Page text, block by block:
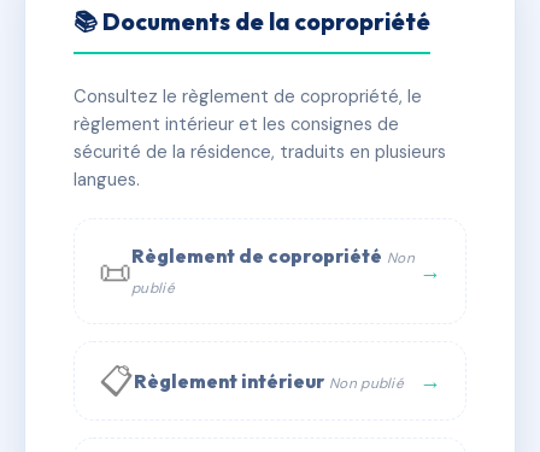
RESIDENCE CENTRAL FAC
VII
📍 3 r des roches 97410 Saint-Pierre
✓ Immatriculée 🏠 240 lots 🏗 1 bâtiment(s)
📞 Contacter Syndic Digital 💬 WhatsApp
✉ Email
📚 Documents de la copropriété
Consultez le règlement de copropriété, le
règlement intérieur et les consignes de
sécurité de la résidence, traduits en plusieurs
langues.
📜Règlement de copropriété Non
publié
→
📋Règlement intérieur Non publié →